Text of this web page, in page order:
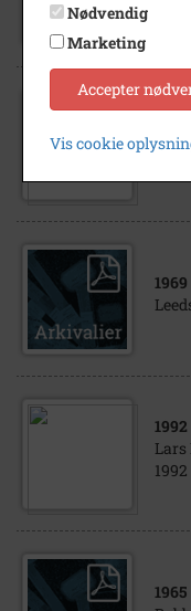
1993
1969
1992
Lars
1992
1965
Nødvendig
Marketing
Accepter
Vis cookie